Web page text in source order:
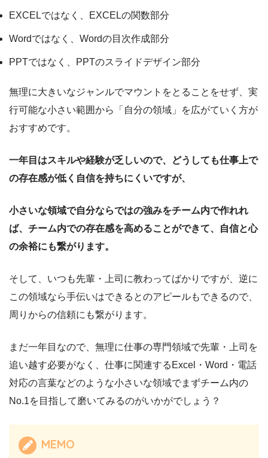
EXCELではなく、EXCELの関数部分
Wordではなく、Wordの目次作成部分
PPTではなく、PPTのスライドデザイン部分
無理に大きいなジャンルでマウントをとることをせず、実
行可能な小さい範囲から「自分の領域」を広がていく方が
おすすめです。
一年目はスキルや経験が乏しいので、どうしても仕事上で
の存在感が低く自信を持ちにくいですが、
小さいな領域で自分ならではの強みをチーム内で作れれ
ば、チーム内での存在感を高めることができて、自信と心
の余裕にも繋がります。
そして、いつも先輩・上司に教わってばかりですが、逆に
この領域なら手伝いはできるとのアピールもできるので、
周りからの信頼にも繋がります。
まだ一年目なので、無理に仕事の専門領域で先輩・上司を
追い越す必要がなく、仕事に関連するExcel・Word・電話
対応の言葉などのような小さいな領域でまずチーム内の
No.1を目指して磨いてみるのがいかがでしょう？
MEMO